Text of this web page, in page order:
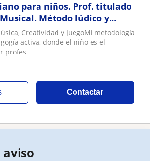
para niños. Prof. titulado
Método lúdico y
años de experiencia.
Creatividad y JuegoMi metodología
activa, donde el niño es el
profes...
Contactar
aviso